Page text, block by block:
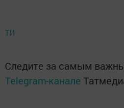
ТИ
Следите за самым
Telegram-канале